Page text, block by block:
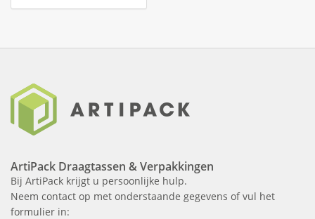
ArtiPack Draagtassen & Verpakkingen
Bij ArtiPack krijgt u persoonlijke hulp.
Neem contact op met onderstaande gegevens of vul het
formulier in: